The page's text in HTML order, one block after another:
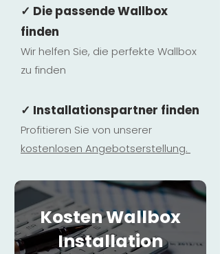
✓ Die passende Wallbox
finden
Wir helfen Sie, die perfekte Wallbox
zu finden
✓ Installationspartner finden
Profitieren Sie von unserer
kostenlosen Angebotserstellung.
Kosten Wallbox
Installation